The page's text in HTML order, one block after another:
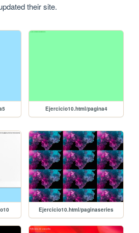
their site.
Ejercicio10.html/pagina4
Ejercicio10.html/paginaseries